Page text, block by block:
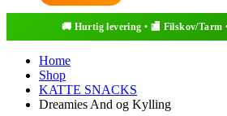
Home
Shop
KATTE SNACKS
Dreamies And og Kylling